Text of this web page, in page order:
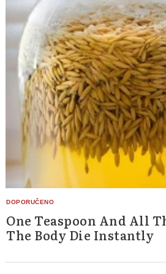
One Teaspoon And All
The Body Die Instantly